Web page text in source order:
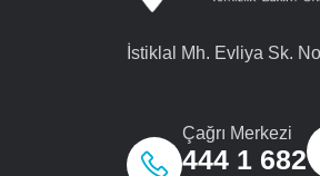
İstiklal Mh. Evliya Sk.
Çağrı Merkezi
444 1 682